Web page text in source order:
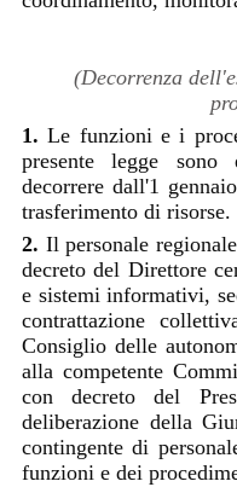
(Decorrenza
1.Le funzioni e i
presente legge
decorrere dall'1
trasferimento di risorse.
2. Il personale
decreto del Direttore
e sistemi informativi,
contrattazione
Consiglio delle
alla competente
con decreto del
deliberazione della
contingente di
funzioni e dei